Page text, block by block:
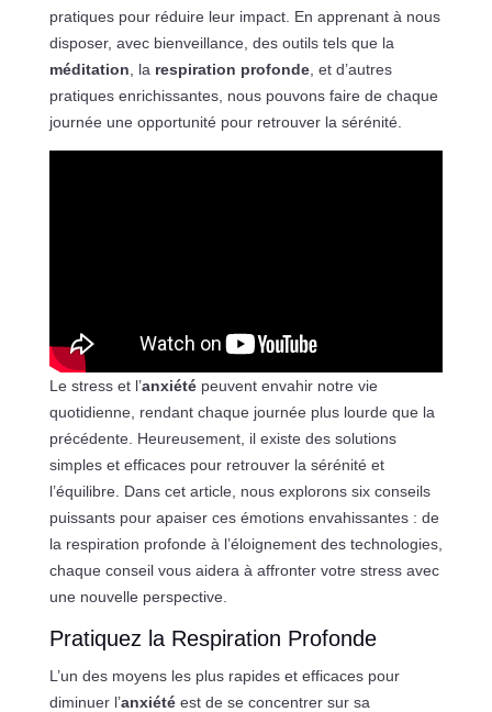
pratiques pour réduire leur impact. En apprenant à nous
disposer, avec bienveillance, des outils tels que la
méditation , la respiration profonde, et d’autres
pratiques enrichissantes, nous pouvons faire de chaque
journée une opportunité pour retrouver la sérénité.
Le stress et l’anxiétépeuvent envahir notre vie
quotidienne, rendant chaque journée plus lourde que la
précédente. Heureusement, il existe des solutions
simples et efficaces pour retrouver la sérénité et
l’équilibre. Dans cet article, nous explorons six conseils
puissants pour apaiser ces émotions envahissantes : de
la respiration profonde à l’éloignement des technologies,
chaque conseil vous aidera à affronter votre stress avec
une nouvelle perspective.
Pratiquez la Respiration Profonde
L’un des moyens les plus rapides et efficaces pour
diminuer l’anxiétéest de se concentrer sur sa